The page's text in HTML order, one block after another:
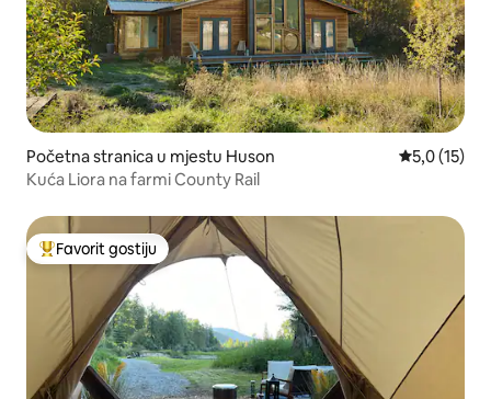
Početna stranica u mjestu Huson prosječna
5,0 (15)
Kuća Liora na farmi County Rail
Glavni favorit gostiju
Favorit gostiju